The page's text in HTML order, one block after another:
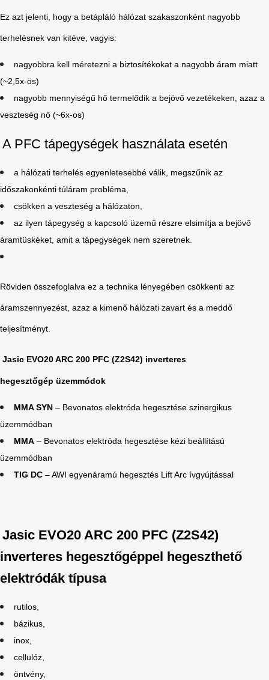
Ez azt jelenti, hogy a betápláló hálózat szakaszonként nagyobb
terhelésnek van kitéve, vagyis:
nagyobbra kell méretezni a biztosítékokat a nagyobb áram miatt
(~2,5x-ös)
nagyobb mennyiségű hő termelődik a bejövő vezetékeken, azaz a
veszteség nő (~6x-os)
A PFC tápegységek használata esetén
a hálózati terhelés egyenletesebbé válik, megszűnik az
időszakonkénti túláram probléma,
csökken a veszteség a hálózaton,
az ilyen tápegység a kapcsoló üzemű részre elsimítja a bejövő
áramtüskéket, amit a tápegységek nem szeretnek.
Röviden összefoglalva ez a technika lényegében csökkenti az
áramszennyezést, azaz a kimenő hálózati zavart és a meddő
teljesítményt.
Jasic EVO20 ARC 200 PFC (Z2S42) inverteres
hegesztőgép üzemmódok
MMA SYN – Bevonatos elektróda hegesztése szinergikus
üzemmódban
MMA – Bevonatos elektróda hegesztése kézi beállítású
üzemmódban
TIG DC – AWI egyenáramú hegesztés Lift Arc ívgyújtással
Jasic EVO20 ARC 200 PFC (Z2S42)
inverteres hegesztőgéppel hegeszthető
elektródák típusa
rutilos,
bázikus,
inox,
cellulóz,
öntvény,